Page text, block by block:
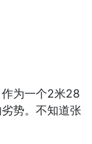
为一个2米28
势。不知道张